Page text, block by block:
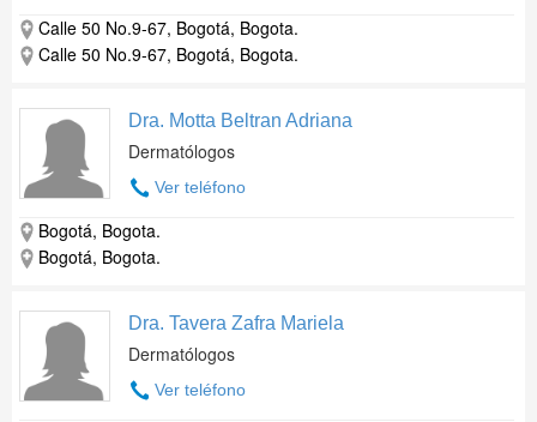
Calle 50 No.9-67, Bogotá, Bogota.
Calle 50 No.9-67, Bogotá, Bogota.
Dra. Motta Beltran Adriana
Dermatólogos
Ver teléfono
Bogotá, Bogota.
Bogotá, Bogota.
Dra. Tavera Zafra Mariela
Dermatólogos
Ver teléfono